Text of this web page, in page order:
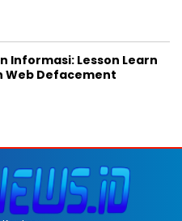
Informasi: Lesson Learn
Web Defacement